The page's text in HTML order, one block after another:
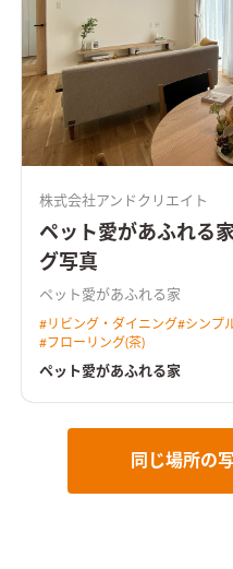
株式会社アンドクリエイト
ペット愛があふれる
グ写真
ペット愛があふれる家
#リビング・ダイニング#シンプ
#フローリング(茶)
ペット愛があふれる家
同じ場所の